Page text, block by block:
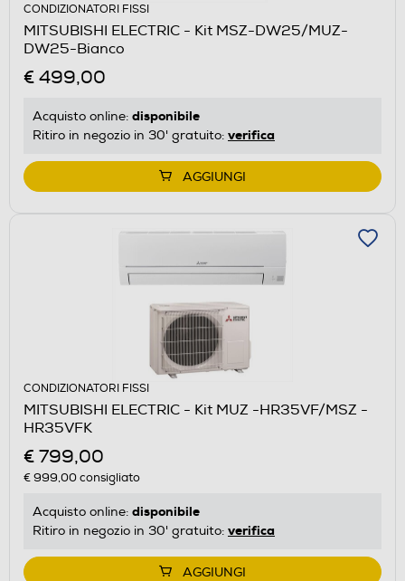
CONDIZIONATORI FISSI
MITSUBISHI ELECTRIC - Kit MSZ-DW25/MUZ-
DW25-Bianco
€ 499,00
Acquisto online: disponibile
Ritiro in negozio in 30' gratuito: verifica
AGGIUNGI
CONDIZIONATORI FISSI
MITSUBISHI ELECTRIC - Kit MUZ -HR35VF/MSZ -
HR35VFK
€ 799,00
€ 999,00consigliato
Acquisto online: disponibile
Ritiro in negozio in 30' gratuito: verifica
AGGIUNGI